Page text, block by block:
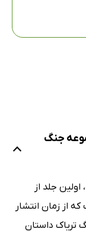
جنگ
، اولین جلد از
از زمان انتشار
تریاک داستان